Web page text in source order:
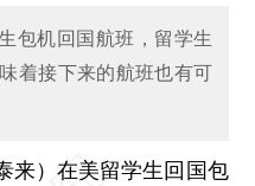
包机回国航班，留学生
着接下来的航班也有可
来） 在美留学生回国包